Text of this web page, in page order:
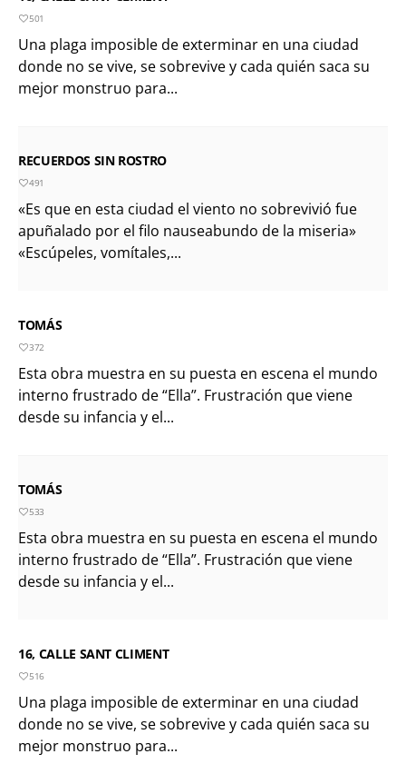
501
Una plaga imposible de exterminar en una ciudad
donde no se vive, se sobrevive y cada quién saca su
mejor monstruo para...
RECUERDOS SIN ROSTRO
491
«Es que en esta ciudad el viento no sobrevivió fue
apuñalado por el filo nauseabundo de la miseria»
«Escúpeles, vomítales,...
TOMÁS
372
Esta obra muestra en su puesta en escena el mundo
interno frustrado de “Ella”. Frustración que viene
desde su infancia y el...
TOMÁS
533
Esta obra muestra en su puesta en escena el mundo
interno frustrado de “Ella”. Frustración que viene
desde su infancia y el...
16, CALLE SANT CLIMENT
516
Una plaga imposible de exterminar en una ciudad
donde no se vive, se sobrevive y cada quién saca su
mejor monstruo para...